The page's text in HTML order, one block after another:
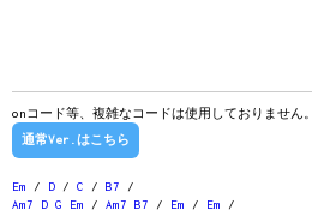
onコード等、複雑なコードは使用しておりません。
通常Ver.はこちら
Em / D / C / B7 /
Am7
D G Em / Am7 B7 / Em / Em /